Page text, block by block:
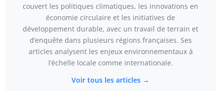
couvert les politiques climatiques, les innovations en
économie circulaire et les initiatives de
développement durable, avec un travail de terrain et
d’enquête dans plusieurs régions françaises. Ses
articles analysent les enjeux environnementaux à
l’échelle locale comme internationale.
Voir tous les articles →